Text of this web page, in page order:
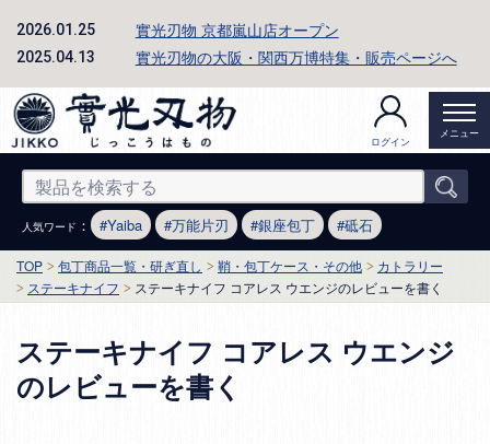
2026.01.25 實光刃物 京都嵐山店オープン
2025.04.13 實光刃物の大阪・関西万博特集・販売ページへ
ログイン
メニュー
人気ワード ： Yaiba 万能片刃 銀座包丁 砥石
TOP 包丁商品一覧・研ぎ直し 鞘・包丁ケース・その他
カトラリー
ステーキナイフ
ステーキナイフ コアレス ウエンジのレビューを書く
ステーキナイフ コアレス ウエンジ
のレビューを書く